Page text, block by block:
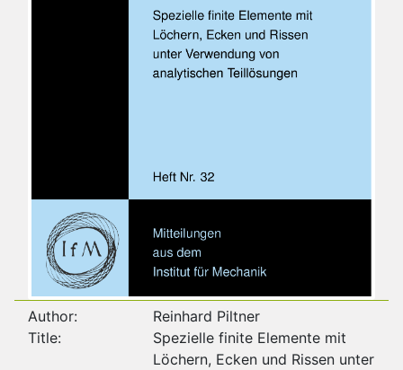
Author:
Reinhard Piltner
Title:
Spezielle finite Elemente mit
Löchern, Ecken und Rissen unter